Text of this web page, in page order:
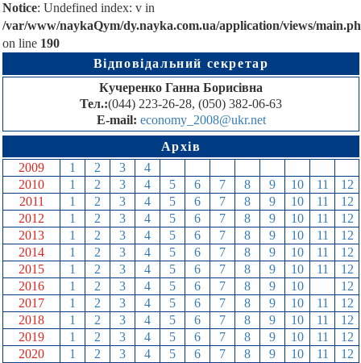
Notice: Undefined index: v in
/var/www/naykaQym/dy.nayka.com.ua/application/views/
on line 190
Відповідальний секретар
Кучеренко Ганна Борисівна
Тел.:(044) 223-26-28, (050) 382-06-63
E-mail: economy_2008@ukr.net
Архів
2009
1 2 3 4
2010
1 2 3 4 5 6 7 8 9 10 11
12
2011
1 2 3 4 5 6 7 8 9 10 11
12
2012
1 2 3 4 5 6 7 8 9 10 11
12
2013
1 2 3 4 5 6 7 8 9 10 11
12
2014
1 2 3 4 5 6 7 8 9 10 11
12
2015
1 2 3 4 5 6 7 8 9 10 11
12
2016
1 2 3 4 5 6 7 8 9 10
12
2017
1 2 3 4 5 6 7 8 9 10 11
12
2018
1 2 3 4 5 6 7 8 9 10 11
12
2019
1 2 3 4 5 6 7 8 9 10 11
12
2020
1 2 3 4 5 6 7 8 9 10 11
12